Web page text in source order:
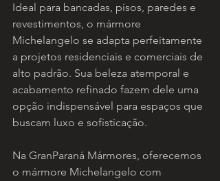
Ideal para bancadas, pisos, paredes e
revestimentos, o mármore
Michelangelo se adapta perfeitamente
a projetos residenciais e comerciais de
alto padrão. Sua beleza atemporal e
acabamento refinado fazem dele uma
opção indispensável para espaços que
buscam luxo e sofisticação.
Na GranParaná Mármores, oferecemos
o mármore Michelangelo com